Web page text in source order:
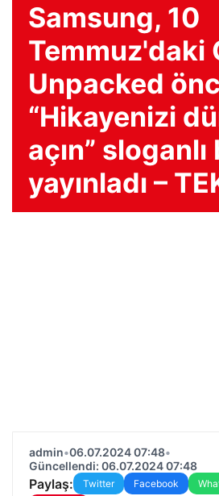
Samsung, 10
Temmuz'daki
Unpacked
“Hikayenizi
açın”
yayınladı –
admin•06.07.2024 07:48•
Güncellendi: 06.07.2024 07:48
Paylaş: Twitter Facebook